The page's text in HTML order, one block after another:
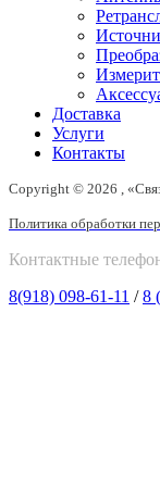
Доставка
Услуги
Контакты
Copyright © 2026 ,
Политика обработки
Контактные
8(918) 098-61-11 /8